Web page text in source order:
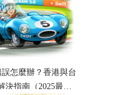
誤怎麼辦？香港與台
決指南（2025最